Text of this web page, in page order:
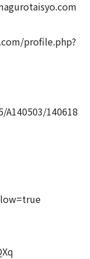
profile.php?
140618